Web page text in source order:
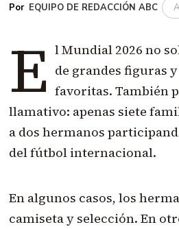
EQUIPO DE REDACCIÓN ABC
E l Mundial 2026 no
de grandes figuras
favoritas. También
llamativo: apenas siete
a dos hermanos
del fútbol internacional.
En algunos casos, los
camiseta y selección. En